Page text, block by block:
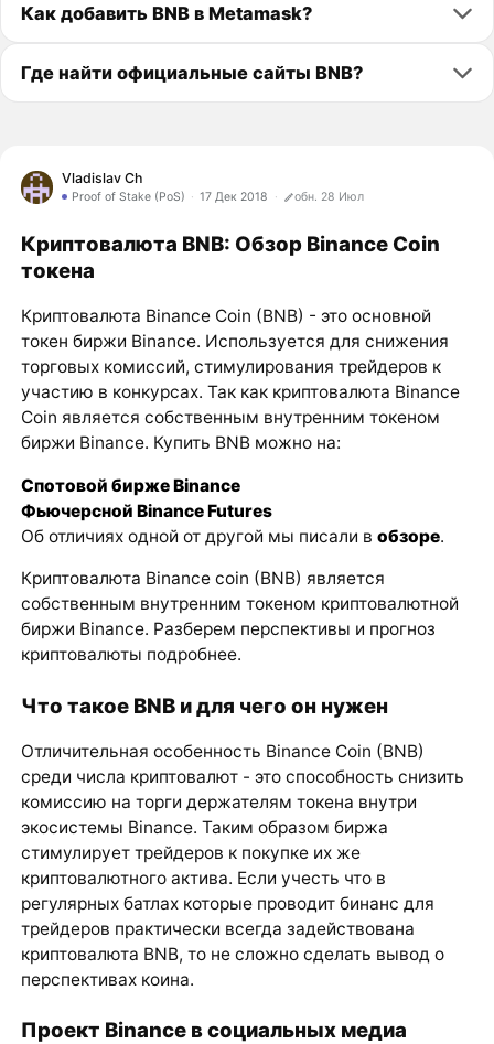
Как добавить BNB в Metamask?
Где найти официальные сайты BNB?
Vladislav Ch
Proof of Stake (PoS) 17 Дек 2018 обн. 28 Июл
Криптовалюта BNB: Обзор Binance Coin
токена
Криптовалюта Binance Coin (BNB) - это основной
токен биржи Binance. Используется для снижения
торговых комиссий, стимулирования трейдеров к
участию в конкурсах. Так как криптовалюта Binance
Coin является собственным внутренним токеном
биржи Binance. Купить BNB можно на:
Спотовой бирже Binance
Фьючерсной Binance Futures
Об отличиях одной от другой мы писали в обзоре.
Криптовалюта Binance coin (BNB) является
собственным внутренним токеном криптовалютной
биржи Binance. Разберем перспективы и прогноз
криптовалюты подробнее.
Что такое BNB и для чего он нужен
Отличительная особенность Binance Coin (BNB)
среди числа криптовалют - это способность снизить
комиссию на торги держателям токена внутри
экосистемы Binance. Таким образом биржа
стимулирует трейдеров к покупке их же
криптовалютного актива. Если учесть что в
регулярных батлах которые проводит бинанс для
трейдеров практически всегда задействована
криптовалюта BNB, то не сложно сделать вывод о
перспективах коина.
Проект Binance в социальных медиа